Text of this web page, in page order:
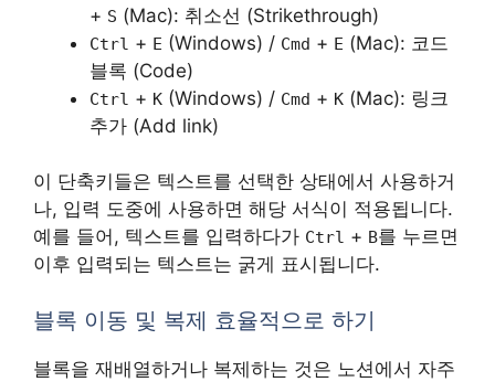
+ S (Mac): 취소선 (Strikethrough)
Ctrl + E (Windows) / Cmd + E (Mac): 코드
블록 (Code)
Ctrl + K (Windows) / Cmd + K (Mac): 링크
추가 (Add link)
이 단축키들은 텍스트를 선택한 상태에서 사용하거
나, 입력 도중에 사용하면 해당 서식이 적용됩니다.
예를 들어, 텍스트를 입력하다가 Ctrl + B를 누르면
이후 입력되는 텍스트는 굵게 표시됩니다.
블록 이동 및 복제 효율적으로 하기
블록을 재배열하거나 복제하는 것은 노션에서 자주